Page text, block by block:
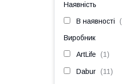
Наявність
В наявності
Виробник
ArtLife 1
Dabur 11